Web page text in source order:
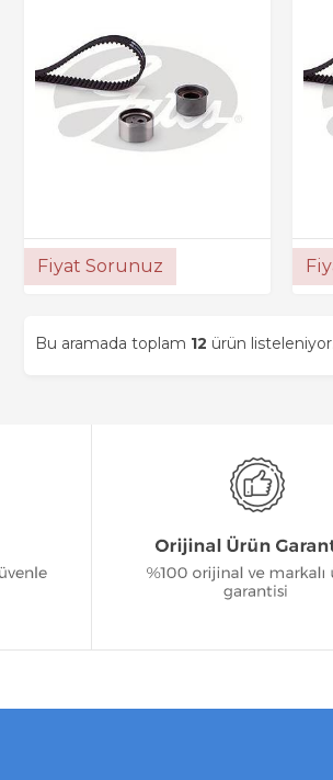
Fiyat Sorunuz
Bu aramada toplam 12 ürün listeleniyor.